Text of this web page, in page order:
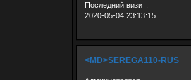
Последний визит:
2020-05-04 23:13:15
<MD>SEREGA110-RUS